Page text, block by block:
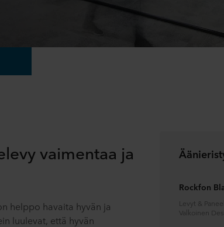
vaimentaa ja
helppo havaita hyvän ja
luulevat, että hyvän
Rockfon
Levyt &
Valkoinen